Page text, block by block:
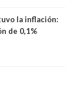
la inflación:
de 0,1%